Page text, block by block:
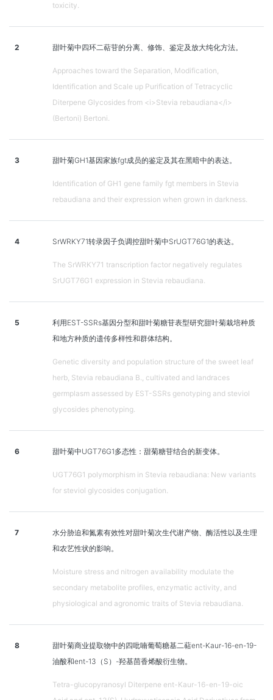
toxicity.
2 甜叶菊中四环二萜苷的分离、修饰、鉴定及放大纯化方法。
Approaches toward the Separation, Modification,
Identification and Scale up Purification of Tetracyclic
Diterpene Glycosides from <i>Stevia rebaudiana</i>
(Bertoni) Bertoni.
3 甜叶菊GH1基因家族fgt成员的鉴定及其在黑暗中的表达。
Identification of GH1 gene family fgt members in Stevia
rebaudiana and their expression when grown in darkness.
4 SrWRKY71转录因子负调控甜叶菊中SrUGT76G1的表达。
The SrWRKY71 transcription factor negatively regulates
SrUGT76G1 expression in Stevia rebaudiana.
5
利用EST-SSRs基因分型和甜叶菊糖苷表型研究甜叶菊栽培种质
和地方种质的遗传多样性和群体结构。
Genetic diversity and population structure of the sweet leaf
herb, Stevia rebaudiana B., cultivated and landraces
germplasm assessed by EST-SSRs genotyping and steviol
glycosides phenotyping.
6 甜叶菊中UGT76G1多态性：甜菊糖苷结合的新变体。
UGT76G1 polymorphism in Stevia rebaudiana: New variants
for steviol glycosides conjugation.
7
水分胁迫和氮素有效性对甜叶菊次生代谢产物、酶活性以及生理
和农艺性状的影响。
Moisture stress and nitrogen availability modulate the
secondary metabolite profiles, enzymatic activity, and
physiological and agronomic traits of Stevia rebaudiana.
8
甜叶菊商业提取物中的四吡喃葡萄糖基二萜ent-Kaur-16-en-19-
油酸和ent-13（S）-羟基茴香烯酸衍生物。
Tetra-glucopyranosyl Diterpene ent-Kaur-16-en-19-oic